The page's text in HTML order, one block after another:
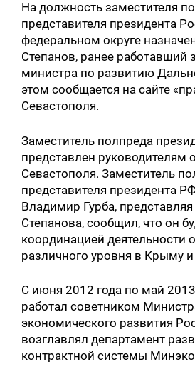
На должность заместителя
представителя президента
федеральном округе
Степанов, ранее работавший
министра по развитию
этом сообщается на сайте
Севастополя.
Заместитель полпреда
представлен руководителям
Севастополя. Заместитель
представителя президента
Владимир Гурба,
Степанова, сообщил, что он
координацией деятельности
различного уровня в Крыму
С июня 2012 года по май
работал советником
экономического развития
возглавлял департамент
контрактной системы